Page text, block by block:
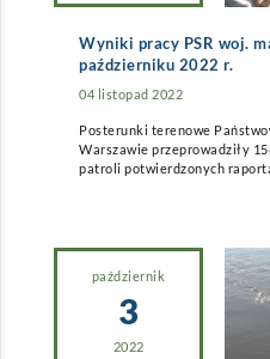
Wyniki pracy PSR woj.
październiku 2022 r.
04 listopad 2022
Posterunki terenowe
Warszawie przeprowadziły
patroli potwierdzonych
październik
3
2022